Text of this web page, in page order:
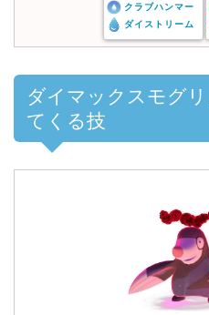
クラブハンマー
ダイストリーム
ダイマックスモグ
てくる技